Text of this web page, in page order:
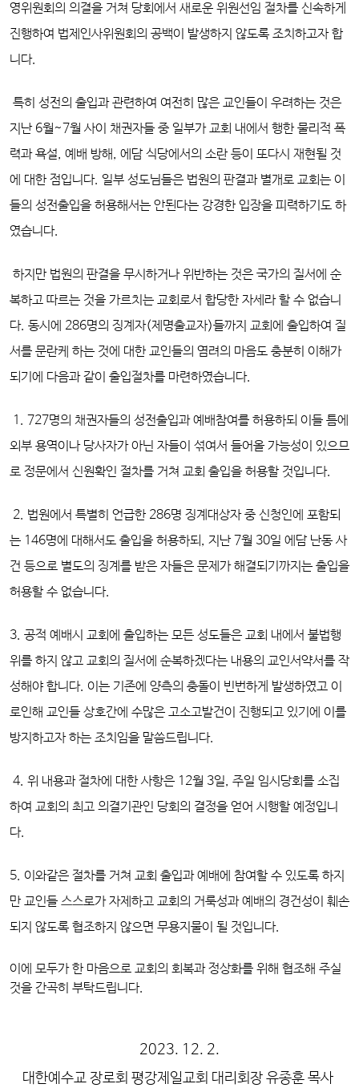
영위원회의 의결을 거쳐 당회에서 새로운 위원선임 절차를 신속하게
진행하여 법제인사위원회의 공백이 발생하지 않도록 조치하고자 합
니다.
특히 성전의 출입과 관련하여 여전히 많은 교인들이 우려하는 것은
지난 6월~7월 사이 채권자들 중 일부가 교회 내에서 행한 물리적 폭
력과 욕설, 예배 방해, 에담 식당에서의 소란 등이 또다시 재현될 것
에 대한 점입니다. 일부 성도님들은 법원의 판결과 별개로 교회는 이
들의 성전출입을 허용해서는 안된다는 강경한 입장을 피력하기도 하
였습니다.
하지만 법원의 판결을 무시하거나 위반하는 것은 국가의 질서에 순
복하고 따르는 것을 가르치는 교회로서 합당한 자세라 할 수 없습니
다. 동시에 286명의 징계자(제명출교자)들까지 교회에 출입하여 질
서를 문란케 하는 것에 대한 교인들의 염려의 마음도 충분히 이해가
되기에 다음과 같이 출입절차를 마련하였습니다.
1. 727명의 채권자들의 성전출입과 예배참여를 허용하되 이들 틈에
외부 용역이나 당사자가 아닌 자들이 섞여서 들어올 가능성이 있으므
로 정문에서 신원확인 절차를 거쳐 교회 출입을 허용할 것입니다.
2. 법원에서 특별히 언급한 286명 징계대상자 중 신청인에 포함되
는 146명에 대해서도 출입을 허용하되, 지난 7월 30일 에담 난동 사
건 등으로 별도의 징계를 받은 자들은 문제가 해결되기까지는 출입을
허용할 수 없습니다.
3. 공적 예배시 교회에 출입하는 모든 성도들은 교회 내에서 불법행
위를 하지 않고 교회의 질서에 순복하겠다는 내용의 교인서약서를 작
성해야 합니다. 이는 기존에 양측의 충돌이 빈번하게 발생하였고 이
로인해 교인들 상호간에 수많은 고소고발건이 진행되고 있기에 이를
방지하고자 하는 조치임을 말씀드립니다.
4. 위 내용과 절차에 대한 사항은 12월 3일, 주일 임시당회를 소집
하여 교회의 최고 의결기관인 당회의 결정을 얻어 시행할 예정입니
다.
5. 이와같은 절차를 거쳐 교회 출입과 예배에 참여할 수 있도록 하지
만 교인들 스스로가 자제하고 교회의 거룩성과 예배의 경건성이 훼손
되지 않도록 협조하지 않으면 무용지물이 될 것입니다.
이에 모두가 한 마음으로 교회의 회복과 정상화를 위해 협조해 주실
것을 간곡히 부탁드립니다.
2023. 12. 2.
대한예수교 장로회 평강제일교회 대리회장 유종훈 목사